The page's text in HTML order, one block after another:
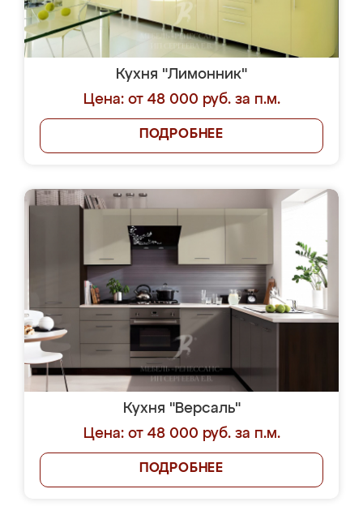
Кухня "Лимонник"
Цена: от 48 000 руб. за п.м.
ПОДРОБНЕЕ
Кухня "Версаль"
Цена: от 48 000 руб. за п.м.
ПОДРОБНЕЕ